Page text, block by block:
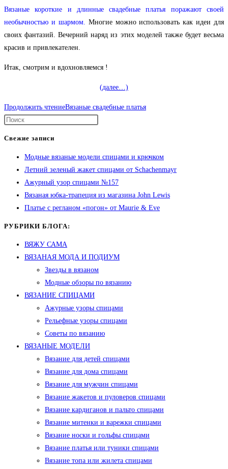
Вязаные короткие и длинные свадебные платья поражают своей
необычностью и шармом. Многие можно использовать как идеи для
своих фантазий. Вечерний наряд из этих моделей также будет весьма
красив и привлекателен.
Итак, смотрим и вдохновляемся !
(далее…)
Продолжить чтениеВязаные свадебные платья
Свежие записи
Модные вязаные модели спицами и крючком
Летний зеленый жакет спицами от Schachenmayr
Ажурный узор спицами №157
Вязаная юбка-трапеция из магазина John Lewis
Платье с регланом «погон» от Maurie & Eve
РУБРИКИ БЛОГА:
ВЯЖУ САМА
ВЯЗАНАЯ МОДА И ПОДИУМ
Звезды в вязаном
Модные обзоры по вязанию
ВЯЗАНИЕ СПИЦАМИ
Ажурные узоры спицами
Рельефные узоры спицами
Советы по вязанию
ВЯЗАНЫЕ МОДЕЛИ
Вязание для детей спицами
Вязание для дома спицами
Вязание для мужчин спицами
Вязание жакетов и пуловеров спицами
Вязание кардиганов и пальто спицами
Вязание митенки и варежки спицами
Вязание носки и гольфы спицами
Вязание платья или туники спицами
Вязание топа или жилета спицами